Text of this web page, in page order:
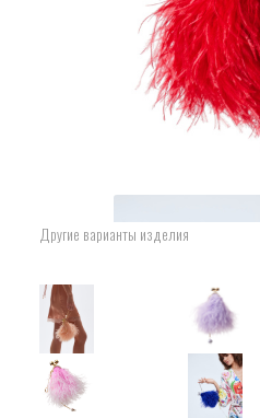
Другие варианты изделия